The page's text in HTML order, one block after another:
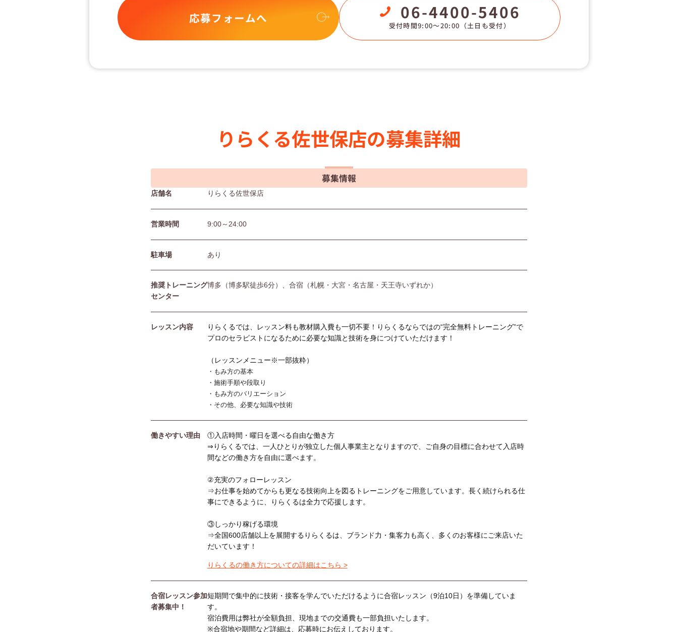
応募フォームへ 06-4400-5406
受付時間9:00〜20:00 （土日も受付）
りらくる佐世保店の募集詳細
募集情報
店舗名 りらくる佐世保店
営業時間 9:00～24:00
駐⾞場 あり
推奨トレーニング
センター
博多（博多駅徒歩6分）、合宿（札幌・大宮・名古屋・天王寺いずれか）
レッスン内容
りらくるでは、レッスン料も教材購入費も一切不要！りらくるならではの“完全無料トレーニング”で
プロのセラピストになるために必要な知識と技術を身につけていただけます！
（レッスンメニュー※一部抜粋）
・もみ方の基本
・施術手順や段取り
・もみ方のバリエーション
・その他、必要な知識や技術
働きやすい理由
①入店時間・曜日を選べる自由な働き方
⇒りらくるでは、一人ひとりが独立した個人事業主となりますので、ご自身の目標に合わせて入店時
間などの働き方を自由に選べます。
②充実のフォローレッスン
⇒お仕事を始めてからも更なる技術向上を図るトレーニングをご用意しています。長く続けられる仕
事にできるように、りらくるは全力で応援します。
③しっかり稼げる環境
⇒全国600店舗以上を展開するりらくるは、ブランド力・集客力も高く、多くのお客様にご来店いた
だいています！
りらくるの働き方についての詳細はこちら >
合宿レッスン参加
者募集中！
短期間で集中的に技術・接客を学んでいただけるように合宿レッスン（9泊10日）を準備していま
す。
宿泊費用は弊社が全額負担、現地までの交通費も一部負担いたします。
※合宿地や期間など詳細は、応募時にお伝えしております。